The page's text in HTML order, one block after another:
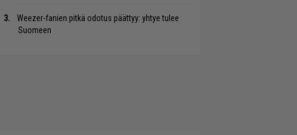
Weezer-fanien pitkä odotus päättyy: yhtye tulee
Suomeen